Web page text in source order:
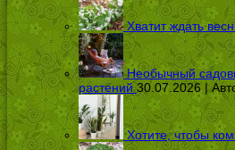
Хватит ждать
Необычный
растений 30.07.2026 |
Хотите, чтобы